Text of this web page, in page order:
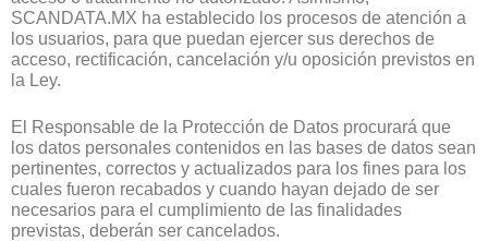
SCANDATA.MX ha establecido los procesos de atención a
los usuarios, para que puedan ejercer sus derechos de
acceso, rectificación, cancelación y/u oposición previstos en
la Ley.
El Responsable de la Protección de Datos procurará que
los datos personales contenidos en las bases de datos sean
pertinentes, correctos y actualizados para los fines para los
cuales fueron recabados y cuando hayan dejado de ser
necesarios para el cumplimiento de las finalidades
previstas, deberán ser cancelados.